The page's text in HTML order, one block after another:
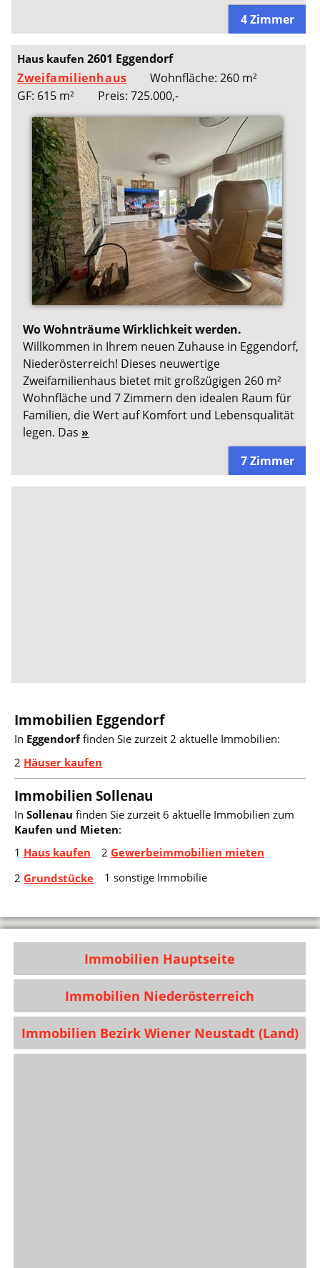
4 Zimmer
Haus kaufen2601 Eggendorf
Zweifamilienhaus
Wohnfläche: 260 m²
GF: 615 m²
Preis: 725.000,-
Wo Wohnträume Wirklichkeit werden.
Willkommen in Ihrem neuen Zuhause in Eggendorf,
Niederösterreich! Dieses neuwertige
Zweifamilienhaus bietet mit großzügigen 260 m²
Wohnfläche und 7 Zimmern den idealen Raum für
Familien, die Wert auf Komfort und Lebensqualität
legen. Das »
7 Zimmer
Immobilien Eggendorf
In Eggendorffinden Sie zurzeit 2 aktuelle Immobilien:
2 Häuser kaufen
Immobilien Sollenau
InSollenau finden Sie zurzeit 6 aktuelle Immobilien zum
Kaufen und Mieten:
1 Haus kaufen 2 Gewerbeimmobilien mieten
2Grundstücke 1 sonstige Immobilie
Immobilien Hauptseite
Immobilien Niederösterreich
Immobilien Bezirk Wiener Neustadt (Land)